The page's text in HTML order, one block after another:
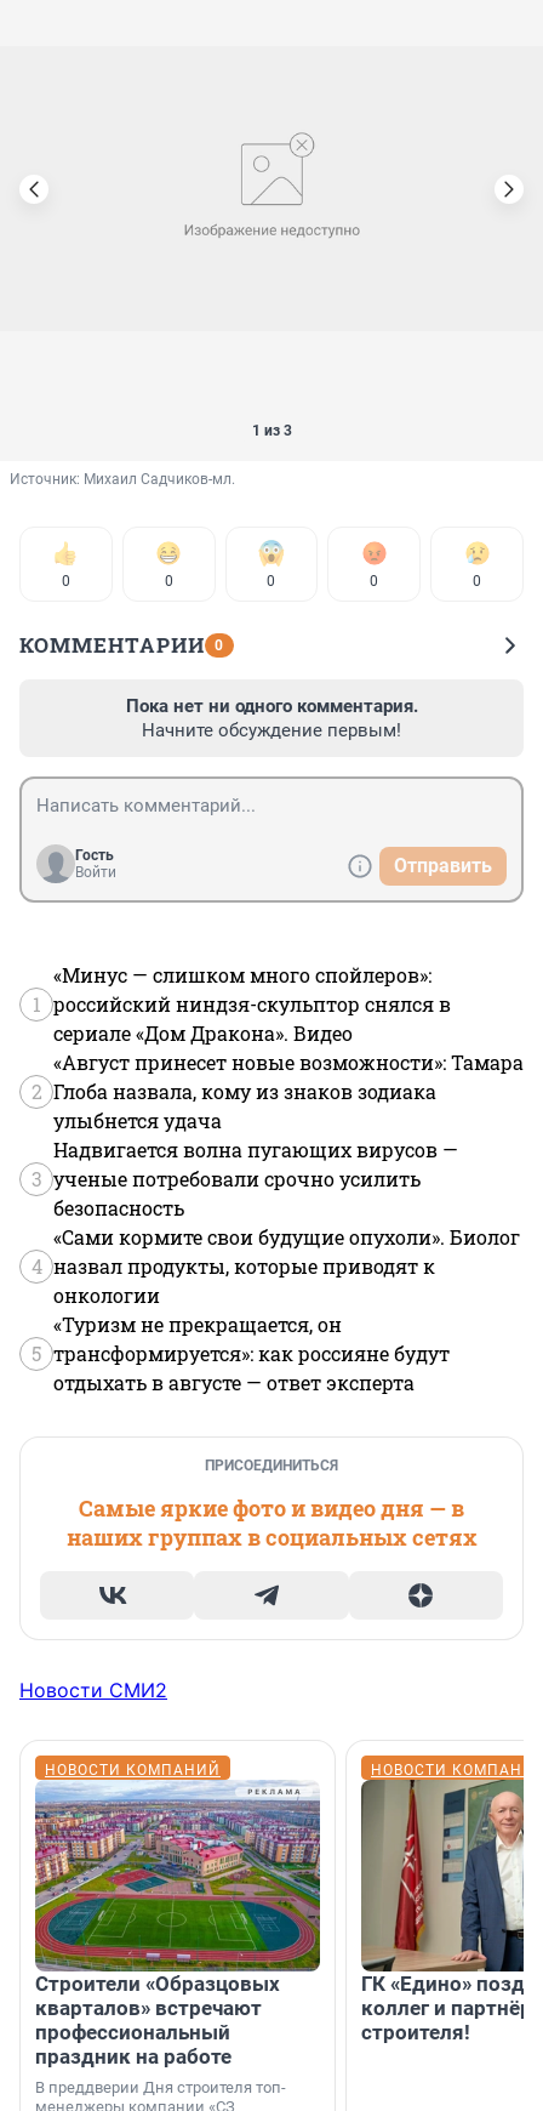
1 из 3
Источник: Михаил Садчиков-мл.
0 0 0 0 0
КОММЕНТАРИИ 0
Пока нет ни одного комментария.
Начните обсуждение первым!
Гость
Войти
Отправить
1
«Минус — слишком много спойлеров»:
российский ниндзя-скульптор снялся в
сериале «Дом Дракона». Видео
2
«Август принесет новые возможности»: Тамара
Глоба назвала, кому из знаков зодиака
улыбнется удача
3
Надвигается волна пугающих вирусов —
ученые потребовали срочно усилить
безопасность
4
«Сами кормите свои будущие опухоли». Биолог
назвал продукты, которые приводят к
онкологии
5
«Туризм не прекращается, он
трансформируется»: как россияне будут
отдыхать в августе — ответ эксперта
ПРИСОЕДИНИТЬСЯ
Самые яркие фото и видео дня — в
наших группах в социальных сетях
Новости СМИ2
НОВОСТИ КОМПАНИЙ
Строители «Образцовых
кварталов» встречают
профессиональный
праздник на работе
В преддверии Дня строителя топ-
менеджеры компании «СЗ
НОВОСТИ
ГК «Едино»
коллег и
строителя!